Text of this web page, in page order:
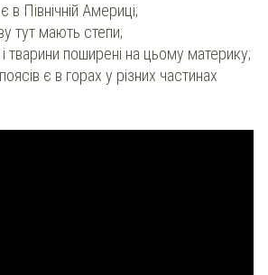
в Північній Америці;
тут мають степи;
і тварини поширені на цьому материку;
є в горах у різних частинах